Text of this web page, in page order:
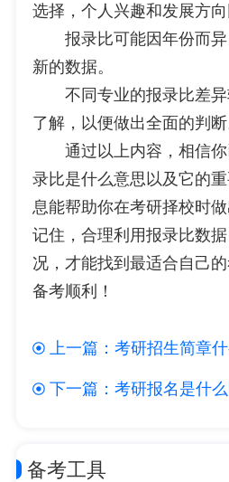
选择，个人兴趣和发展方向
报录比可能因年份而
新的数据。
不同专业的报录比差
了解，以便做出全面的判断
通过以上内容，相信
录比是什么意思以及它的
息能帮助你在考研择校时做
记住，合理利用报录比数
况，才能找到最适合自己
备考顺利！
上一篇： 考研招生简章
下一篇： 考研报名是什
备考工具